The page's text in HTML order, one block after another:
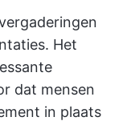
Het
dat mensen
in plaats